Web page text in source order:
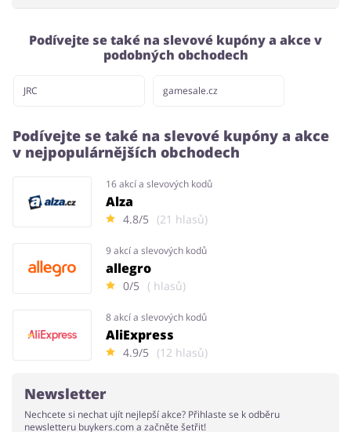
Podívejte se také na slevové kupóny a akce v
podobných obchodech
JRC gamesale.cz
Podívejte se také na slevové kupóny a akce
v nejpopulárnějších obchodech
16 akcí a slevových kodů
Alza
4.8/5 (21 hlasů)
9 akcí a slevových kodů
allegro
0/5 ( hlasů)
8 akcí a slevových kodů
AliExpress
4.9/5 (12 hlasů)
Newsletter
Nechcete si nechat ujít nejlepší akce? Přihlaste se k odběru
newsletteru buykers.com a začněte šetřit!